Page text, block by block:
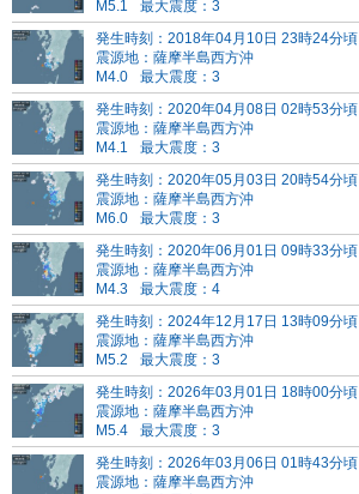
M5.1
最大震度：3
発生時刻：2018年04月10日 23時24分頃
震源地：薩摩半島西方沖
M4.0
最大震度：3
発生時刻：2020年04月08日 02時53分頃
震源地：薩摩半島西方沖
M4.1
最大震度：3
発生時刻：2020年05月03日 20時54分頃
震源地：薩摩半島西方沖
M6.0
最大震度：3
発生時刻：2020年06月01日 09時33分頃
震源地：薩摩半島西方沖
M4.3
最大震度：4
発生時刻：2024年12月17日 13時09分頃
震源地：薩摩半島西方沖
M5.2
最大震度：3
発生時刻：2026年03月01日 18時00分頃
震源地：薩摩半島西方沖
M5.4
最大震度：3
発生時刻：2026年03月06日 01時43分頃
震源地：薩摩半島西方沖